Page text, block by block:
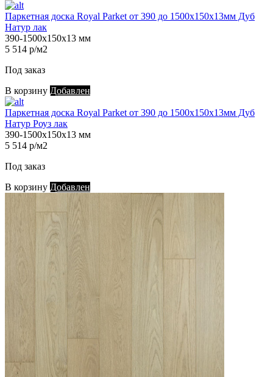
Паркетная доска Royal Parket от 390 до 1500х150х13мм Дуб
Натур лак
390-1500х150х13 мм
5 514 р/м2
Под заказ
В корзину Добавлен
Паркетная доска Royal Parket от 390 до 1500х150х13мм Дуб
Натур Роуз лак
390-1500х150х13 мм
5 514 р/м2
Под заказ
В корзину Добавлен